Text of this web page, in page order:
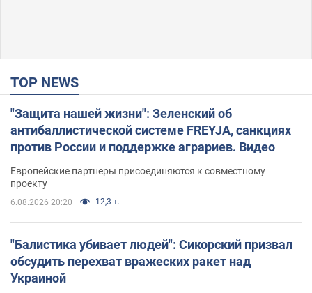
TOP NEWS
"Защита нашей жизни": Зеленский об
антибаллистической системе FREYJA, санкциях
против России и поддержке аграриев. Видео
Европейские партнеры присоединяются к совместному
проекту
6.08.2026 20:20 12,3 т.
"Балистика убивает людей": Сикорский призвал
обсудить перехват вражеских ракет над
Украиной